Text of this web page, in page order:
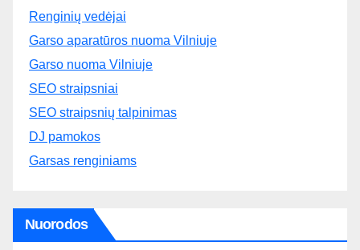
Renginių vedėjai
Garso aparatūros nuoma Vilniuje
Garso nuoma Vilniuje
SEO straipsniai
SEO straipsnių talpinimas
DJ pamokos
Garsas renginiams
Nuorodos